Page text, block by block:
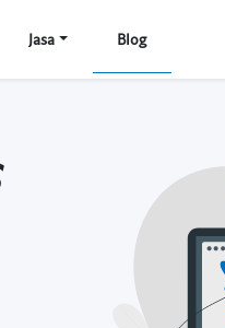
Jasa Blog